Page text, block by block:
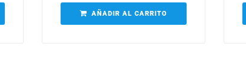
AÑADIR AL CARRITO